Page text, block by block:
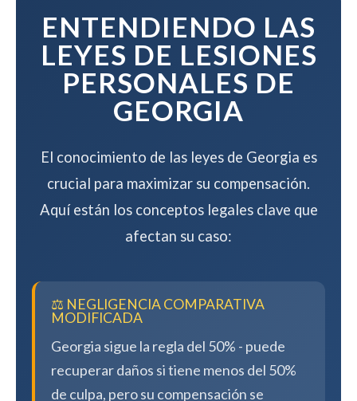
ENTENDIENDO LAS
LEYES DE LESIONES
PERSONALES DE
GEORGIA
El conocimiento de las leyes de Georgia es
crucial para maximizar su compensación.
Aquí están los conceptos legales clave que
afectan su caso:
⚖️ NEGLIGENCIA COMPARATIVA
MODIFICADA
Georgia sigue la regla del 50% - puede
recuperar daños si tiene menos del 50%
de culpa, pero su compensación se